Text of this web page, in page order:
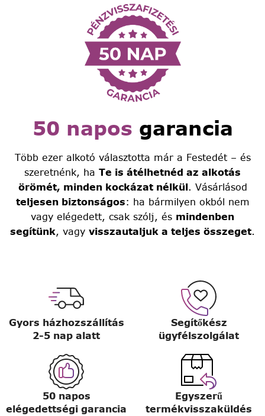
50 napos garancia
Több ezer alkotó választotta már a Festedét – és
szeretnénk, ha Te is átélhetnéd az alkotás
örömét, minden kockázat nélkül. Vásárlásod
teljesen biztonságos: ha bármilyen okból nem
vagy elégedett, csak szólj, és mindenben
segítünk, vagy visszautaljuk a teljes összeget.
Gyors házhozszállítás
2-5 nap alatt
Segítőkész
ügyfélszolgálat
50 napos
elégedettségi garancia
Egyszerű
termékvisszaküldés